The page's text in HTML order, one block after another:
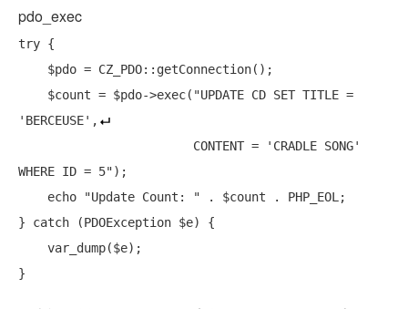
pdo_exec
try {
'BERCEUSE' ,
                        CONTENT =
'CRADLE SONG'
WHERE ID = 5");
echo
"Update Count: " . $count . PHP_EOL;
} catch (PDOException $e) {